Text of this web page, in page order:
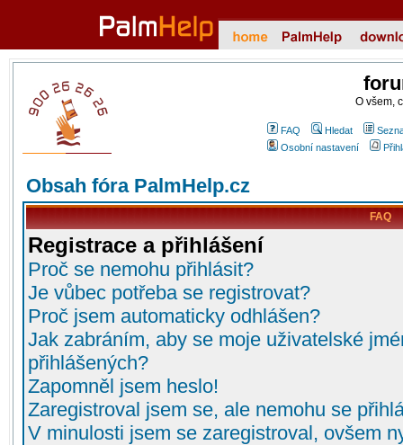
O všem,
FAQ Hledat
Osobní nastavení
Obsah fóra PalmHelp.cz
FAQ
Registrace a přihlášení
Proč se nemohu přihlásit?
Je vůbec potřeba se registrovat?
Proč jsem automaticky odhlášen?
Jak zabráním, aby se moje uživatelské
přihlášených?
Zapomněl jsem heslo!
Zaregistroval jsem se, ale nemohu se
V minulosti jsem se zaregistroval, ovšem